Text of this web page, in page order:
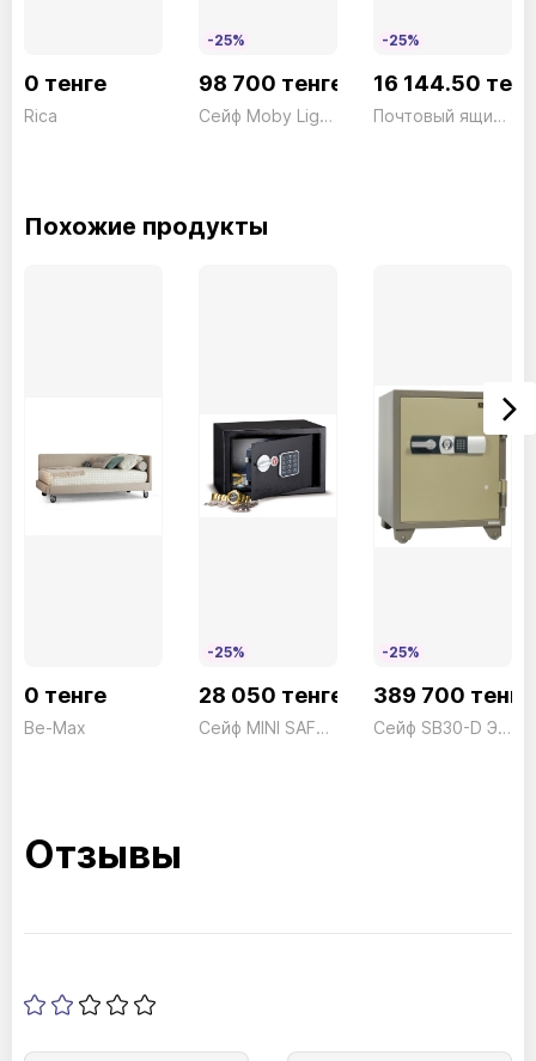
0 тенге
Rica
-25%
98 700 тенге
Сейф Moby Light 730/ACH Ключ белый Technomax 13,5кг
-25%
16 144.50
Почтовый ящик Olymp 916W
Похожие продукты
0 тенге
Be-Max
-25%
28 050 тенге
Сейф MINI SAFE M20E электронный черный Technomax 5кг
-25%
389 700 тенге
Сейф SB30-D Электронный President ш590*г597*в760 155кг
Отзывы